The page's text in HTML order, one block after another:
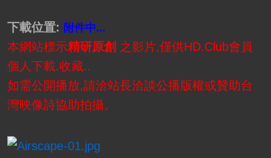
下載位置: 附件中...
本網站標示精研原創 之影片,僅供HD.Club會員
個人下載.收藏..
如需公開播放,請洽站長洽談公播版權或贊助台
灣映像詩協助拍攝。